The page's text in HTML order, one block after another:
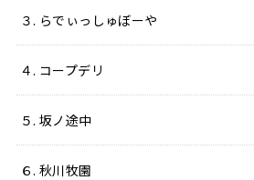
３. らでぃっしゅぼーや
４. コープデリ
５. 坂ノ途中
６. 秋川牧園